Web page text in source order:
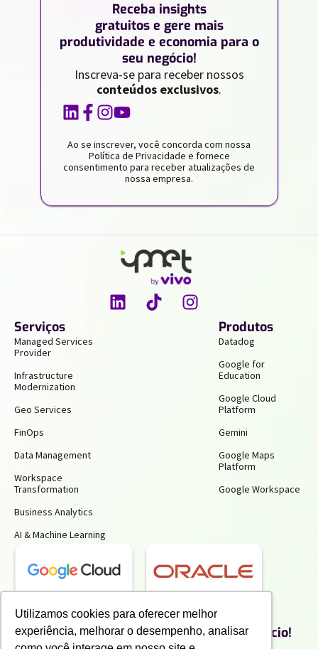
Utilizamos cookies para oferecer melhor
experiência, melhorar o desempenho, analisar
Receba insights
gratuitos e gere mais
produtividade e economia para o
seu negócio!
Inscreva-se para receber nossos
conteúdos exclusivos.
Ao se inscrever, você concorda com nossa
Política de Privacidade e fornece
consentimento para receber atualizações de
nossa empresa.
Serviços
Managed Services
Provider
Infrastructure
Modernization
Geo Services
FinOps
Data Management
Workspace
Transformation
Business Analytics
AI & Machine Learning
Produtos
Datadog
Google for
Education
Google Cloud
Platform
Gemini
Google Maps
Platform
Google Workspace
Receba insights gratuitos e gere mais
produtividade e economia para o seu negócio!
Inscreva-se para receber nossos conteúdos exclusivos.